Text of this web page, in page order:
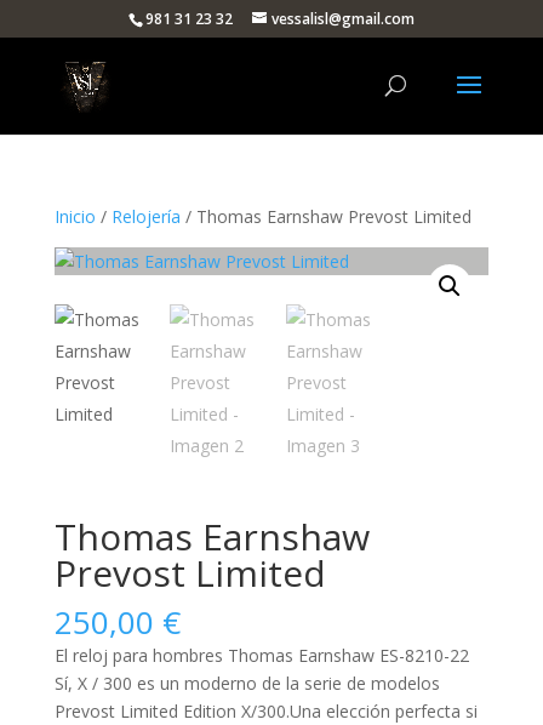
981 31 23 32 vessalisl@gmail.com
Inicio / Relojería / Thomas Earnshaw Prevost Limited
Thomas Earnshaw
Prevost Limited
250,00 €
El reloj para hombres Thomas Earnshaw ES-8210-22
Sí, X / 300 es un moderno de la serie de modelos
Prevost Limited Edition X/300.Una elección perfecta si